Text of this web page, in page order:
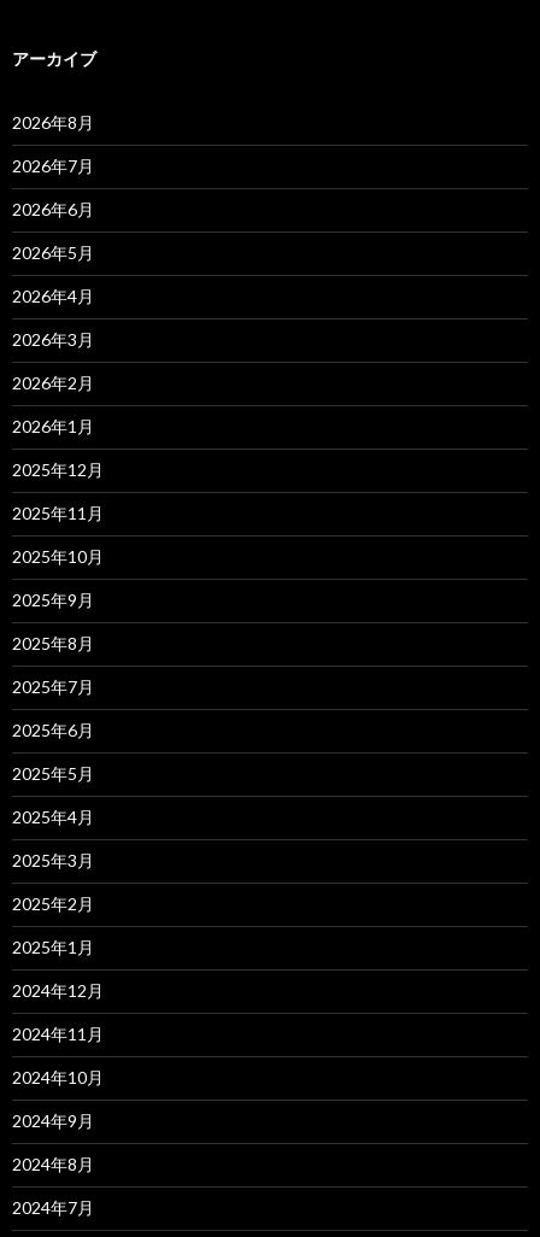
アーカイブ
2026年8月
2026年7月
2026年6月
2026年5月
2026年4月
2026年3月
2026年2月
2026年1月
2025年12月
2025年11月
2025年10月
2025年9月
2025年8月
2025年7月
2025年6月
2025年5月
2025年4月
2025年3月
2025年2月
2025年1月
2024年12月
2024年11月
2024年10月
2024年9月
2024年8月
2024年7月